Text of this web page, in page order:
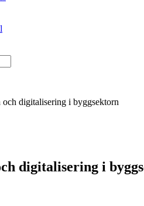
och digitalisering i byggsektorn
digitalisering i